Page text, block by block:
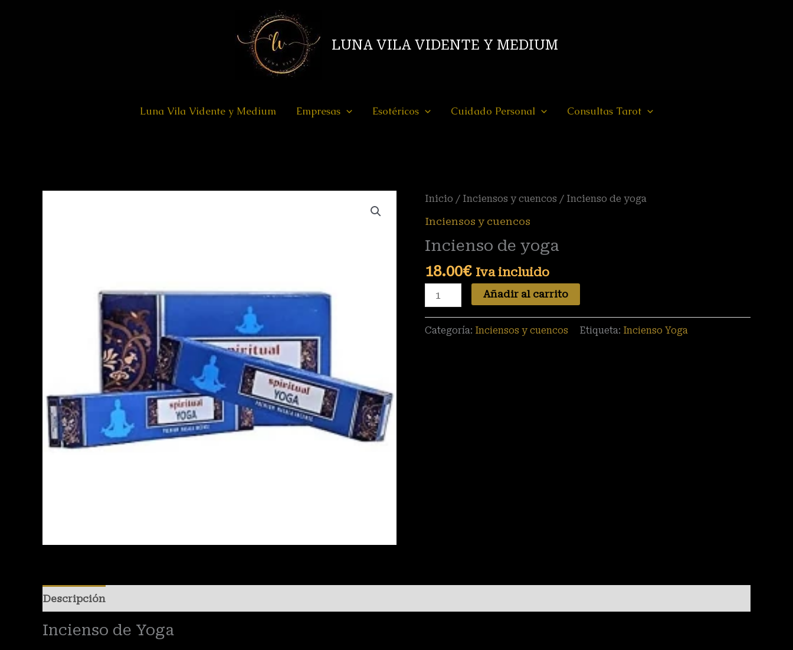
LUNA VILA VIDENTE Y MEDIUM
Luna Vila Vidente y Medium Empresas Esotéricos Cuidado Personal Consultas Tarot
Inicio / Inciensos y cuencos / Incienso de yoga
Inciensos y cuencos
Incienso de yoga
18.00€ Iva incluido
Incienso
de
cantidad
Añadir al carrito
Categoría: Inciensos y cuencos Etiqueta: Incienso Yoga
Descripción
Incienso de Yoga